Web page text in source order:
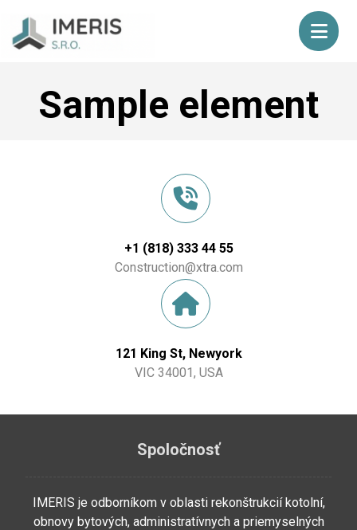
Sample element
+1 (818) 333 44 55
Construction@xtra.com
121 King St, Newyork
VIC 34001, USA
Spoločnosť
IMERIS je odborníkom v oblasti rekonštrukcií kotolní,
obnovy bytových, administratívnych a priemyselných